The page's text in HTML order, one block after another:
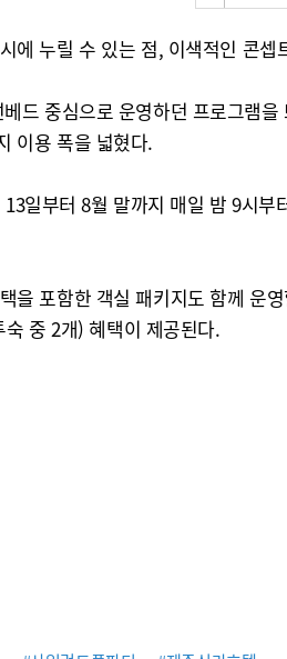
에 누릴 수 있는 점, 이색적인 콘
드 중심으로 운영하던 프로그램
이용 폭을 넓혔다.
일부터 8월 말까지 매일 밤 9
을 포함한 객실 패키지도 함께
중 2개) 혜택이 제공된다.